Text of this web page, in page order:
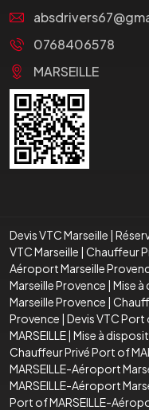
0768406578
MARSEILLE
Devis VTC Marseille |
VTC Marseille | Chauffeur
Aéroport Marseille
Marseille Provence | Mise
Marseille Provence |
Provence | Devis VTC Port
MARSEILLE| Mise à
Chauffeur Privé Port of
MARSEILLE-Aéroport
MARSEILLE-Aéroport
Port of MARSEILLE-